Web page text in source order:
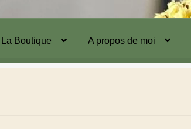
La Boutique A propos de moi